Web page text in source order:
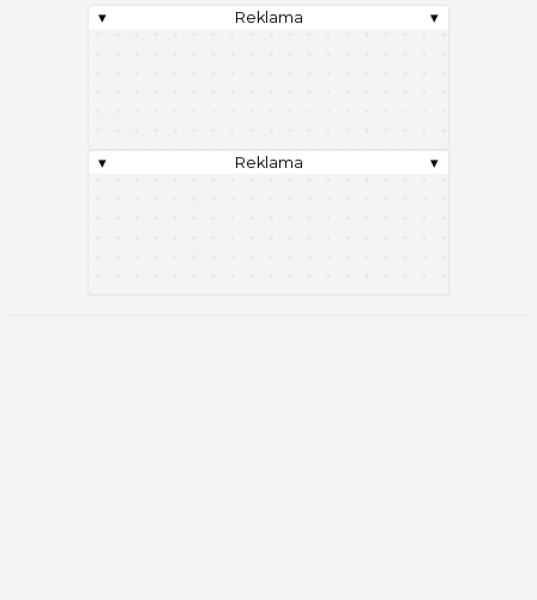
▾ Reklama ▾
▾ Reklama ▾